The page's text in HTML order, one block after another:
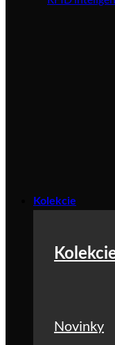
Kolekcie
Novinky